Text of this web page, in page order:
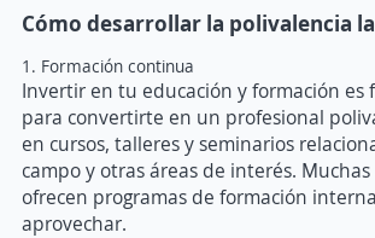
Cómo desarrollar la polivalencia
1. Formación continua
Invertir en tu educación y formación es
para convertirte en un profesional
en cursos, talleres y seminarios
campo y otras áreas de interés.
ofrecen programas de formación
aprovechar.